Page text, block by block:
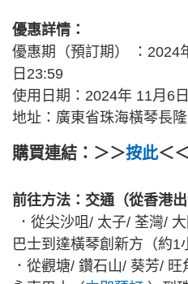
優惠詳情：
優惠期（預訂期） ：2024
日23:59
使用日期：2024年 11月6
地址：廣東省珠海橫琴長
購買連結：＞＞按此＜
前往方法：交通（從香港出
．從尖沙咀/ 太子/ 荃灣/
巴士到達橫琴創新方（約1
．從觀塘/ 鑽石山/ 葵芳/